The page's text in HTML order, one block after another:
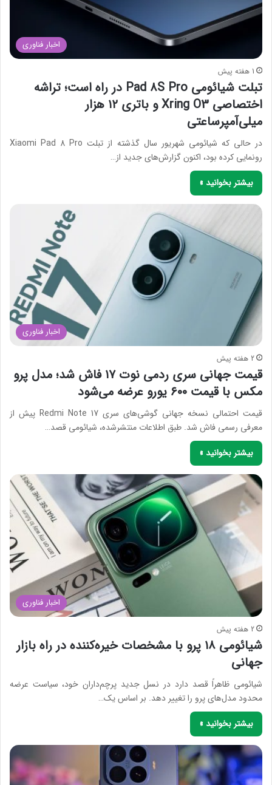
اخبار فناوری
1 هفته پیش
تبلت شیائومی Pad 8S Pro در راه است؛ تراشه
اختصاصی Xring O3 و باتری ۱۲ هزار
میلی‌آمپرساعتی
در حالی که شیائومی شهریور سال گذشته از تبلت Xiaomi Pad 8 Pro
رونمایی کرده بود، اکنون گزارش‌های جدید از…
بیشتر بخوانید »
اخبار فناوری
2 هفته پیش
قیمت جهانی سری ردمی نوت ۱۷ فاش شد؛ مدل پرو
مکس با قیمت ۶۰۰ یورو عرضه می‌شود
قیمت احتمالی نسخه جهانی گوشی‌های سری Redmi Note 17 پیش از
معرفی رسمی فاش شد. طبق اطلاعات منتشرشده، شیائومی قصد…
بیشتر بخوانید »
اخبار فناوری
2 هفته پیش
شیائومی ۱۸ پرو با مشخصات خیره‌کننده در راه بازار
جهانی
شیائومی ظاهراً قصد دارد در نسل جدید پرچم‌داران خود، سیاست عرضه
محدود مدل‌های پرو را تغییر دهد. بر اساس یک…
بیشتر بخوانید »